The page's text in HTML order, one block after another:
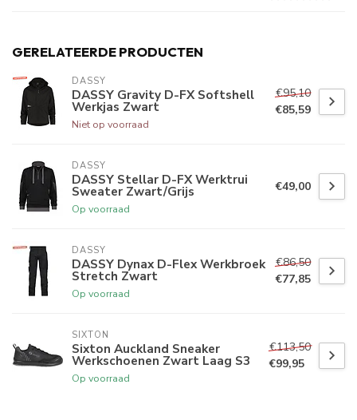
GERELATEERDE PRODUCTEN
DASSY
DASSY Gravity D-FX Softshell
Werkjas Zwart
Niet op voorraad
€95,10
€85,59
DASSY
DASSY Stellar D-FX Werktrui
Sweater Zwart/Grijs
Op voorraad
€49,00
DASSY
DASSY Dynax D-Flex Werkbroek
Stretch Zwart
Op voorraad
€86,50
€77,85
SIXTON
Sixton Auckland Sneaker
Werkschoenen Zwart Laag S3
Op voorraad
€113,50
€99,95